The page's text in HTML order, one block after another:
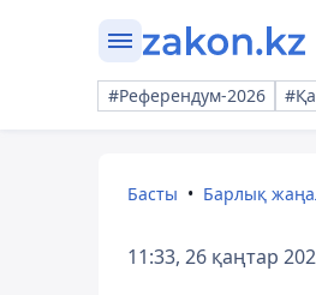
#Референдум-2026
Басты Барлық
11:33, 26 қаңтар